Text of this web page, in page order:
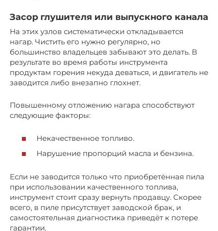
Засор глушителя или выпускного канала
На этих узлов систематически откладывается
нагар. Чистить его нужно регулярно, но
большинство владельцев забывают это делать. В
результате во время работы инструмента
продуктам горения некуда деваться, и двигатель не
заводится либо внезапно глохнет.
Повышенному отложению нагара способствуют
следующие факторы:
Некачественное топливо.
Нарушение пропорций масла и бензина.
Если не заводится только что приобретённая пила
при использовании качественного топлива,
инструмент стоит сразу вернуть продавцу. Скорее
всего, в пиле присутствует заводской брак, и
самостоятельная диагностика приведёт к потере
гарантии.